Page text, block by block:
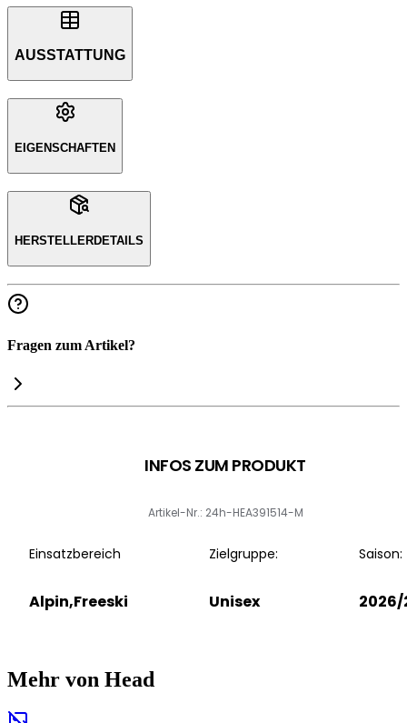
AUSSTATTUNG
EIGENSCHAFTEN
HERSTELLERDETAILS
Fragen zum Artikel?
INFOS ZUM PRODUKT
Artikel-Nr.: 24h-HEA391514-M
Einsatzbereich
Alpin,Freeski
Zielgruppe:
Unisex
Saison:
2026/
Mehr von Head